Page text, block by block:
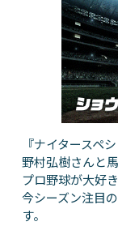
『ナイタースペ
野村弘樹さんと
プロ野球が大好
今シーズン注目
す。